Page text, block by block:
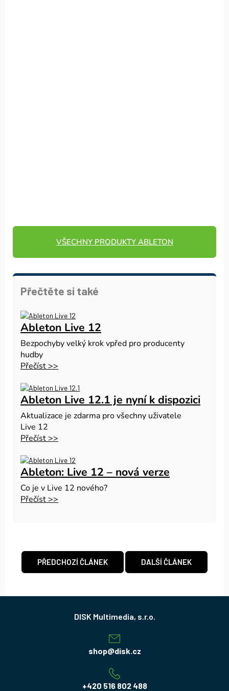
VŠECHNY PRODUKTY ABLETON
Přečtěte si také
Ableton Live 12
Bezpochyby velký krok vpřed pro producenty
hudby
Přečíst >>
Ableton Live 12.1 je nyní k dispozici
Aktualizace je zdarma pro všechny uživatele
Live 12
Přečíst >>
Ableton: Live 12 – nová verze
Co je v Live 12 nového?
Přečíst >>
PŘEDCHOZÍ ČLÁNEK DALŠÍ ČLÁNEK
shop@disk.cz
+420 516 802 488